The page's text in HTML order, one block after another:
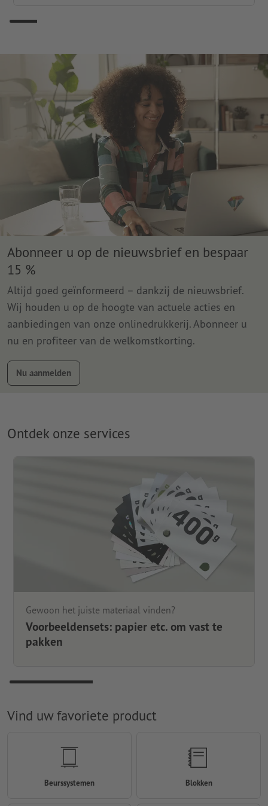
Abonneer u op de nieuwsbrief en bespaar
15 %
Altijd goed geïnformeerd – dankzij de nieuwsbrief.
Wij houden u op de hoogte van actuele acties en
aanbiedingen van onze onlinedrukkerij. Abonneer u
nu en profiteer van de welkomstkorting.
Nu aanmelden
Ontdek onze services
Gewoon het juiste materiaal vinden?
Voorbeeldensets: papier etc. om vast te
pakken
Vind uw favoriete product
Beurssystemen Blokken